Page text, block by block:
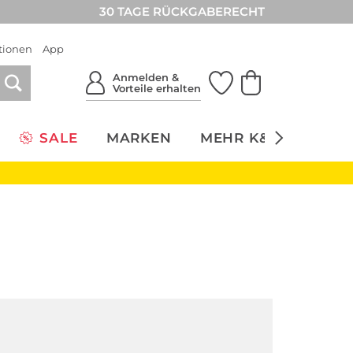
30 TAGE RÜCKGABERECHT
App
Anmelden &
Vorteile erhalten
SALE MARKEN MEHR K&Ö